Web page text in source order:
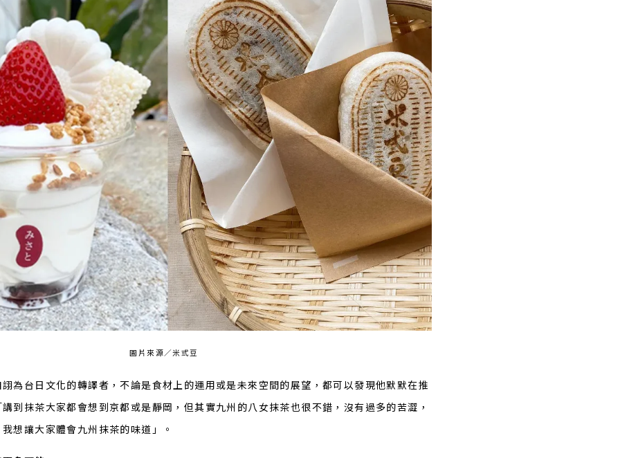
圖片來源／米弎豆
為台日文化的轉譯者，不論是食材上的運用或是未來空間的展望，都可以發現他默默在推
到抹茶大家都會想到京都或是靜岡，但其實九州的八女抹茶也很不錯，沒有過多的苦澀，
想讓大家體會九州抹茶的味道」。